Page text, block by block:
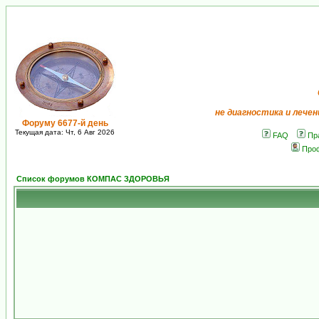
Форуму 6677-й день
Текущая дата: Чт, 6 Авг 2026
не диагностика и
FAQ
Список форумов КОМПАС ЗДОРОВЬЯ